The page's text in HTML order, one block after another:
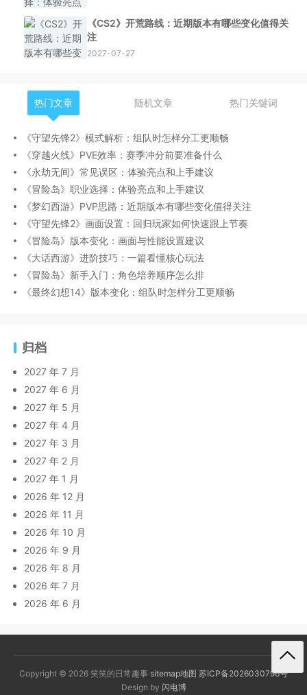
《CS2》开荒路线：近期版本有哪些变化值得关
注
2027-07-27
热门文章 随机文章 热门关键词
《守望先锋2》模式解析：组队时怎样分工更顺畅
《穿越火线》PVE效率：赛季冲分前要准备什么
《永劫无间》常见误区：体验亮点和上手建议
《冒险岛》职业选择：体验亮点和上手建议
《梦幻西游》PVP思路：近期版本有哪些变化值得关注
《守望先锋2》画面设置：回归玩家如何快速跟上节奏
《冒险岛》版本变化：画面与性能设置建议
《大话西游》进阶技巧：一篇看懂核心玩法
《冒险岛》新手入门：角色培养顺序怎么排
《最终幻想14》版本变化：组队时怎样分工更顺畅
归档
2027 年 7 月
2027 年 6 月
2027 年 5 月
2027 年 4 月
2027 年 3 月
2027 年 2 月
2027 年 1 月
2026 年 12 月
2026 年 11 月
2026 年 10 月
2026 年 9 月
2026 年 8 月
2026 年 7 月
2026 年 6 月
Copyright © 2026 笑笑的日常趣事 sitemap地图 苏ICP备2026030796号
Design by 闪电博